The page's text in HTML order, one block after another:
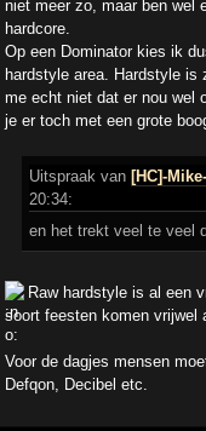
niet meer zo, maar ben wel
hardcore.
Op een Dominator kies ik
hardstyle area. Hardstyle
me echt niet dat er nou wel
je er toch met een grote
Uitspraak van [HC]-
20:34:
en het trekt veel te veel
Raw hardstyle is al een
soort feesten komen vrijwel
Voor de dagjes mensen
Defqon, Decibel etc.